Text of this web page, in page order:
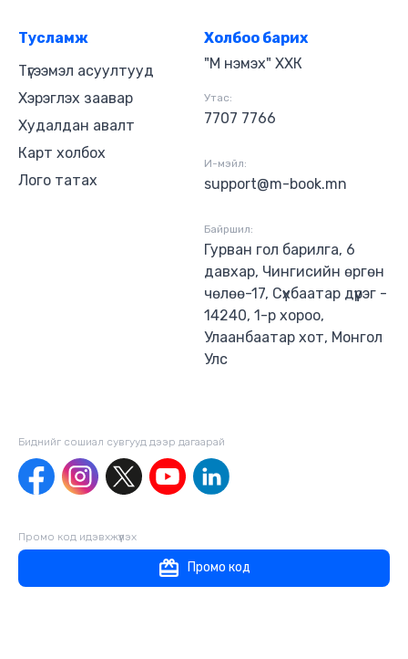
Тусламж
Түгээмэл асуултууд
Хэрэглэх заавар
Худалдан авалт
Карт холбох
Лого татах
Холбоо барих
"М нэмэх" ХХК
Утас:
7707 7766
И-мэйл:
support@m-book.mn
Байршил:
Гурван гол барилга, 6
давхар, Чингисийн өргөн
чөлөө-17, Сүхбаатар дүүрэг -
14240, 1-р хороо,
Улаанбаатар хот, Монгол
Улс
Биднийг сошиал сувгууд дээр дагаaрай
Промо код идэвхжүүлэх
Промо код